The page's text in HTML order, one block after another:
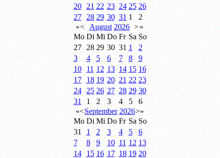
20
21 22 23 24 25 26
27
28 29 30 31 1
2
«< August 2026 >»
Mo Di Mi Do Fr Sa So
27
28 29 30 31 1
2
3
4 5 6 7 8
9
10
11 12 13 14 15 16
17
18 19 20 21 22 23
24
25 26 27 28 29 30
31
1 2 3 4 5
6
«<September 2026>»
Mo Di Mi Do Fr Sa So
31
1 2 3 4 5
6
7
8 9 10 11 12 13
14
15 16 17 18 19 20